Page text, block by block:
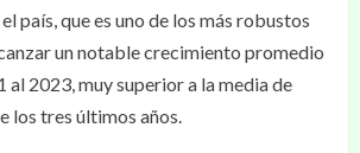
país, que es uno de los más robustos
un notable crecimiento promedio
al 2023, muy superior a la media de
los tres últimos años.